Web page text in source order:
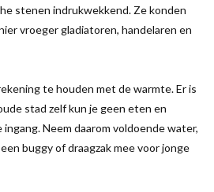
stenen indrukwekkend. Ze konden
vroeger gladiatoren, handelaren en
te houden met de warmte. Er is
stad zelf kun je geen eten en
Neem daarom voldoende water,
buggy of draagzak mee voor jonge